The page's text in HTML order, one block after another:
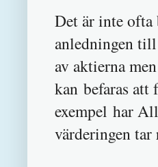
Det är inte ofta
anledningen
av aktierna
kan befaras
exempel har
värderingen